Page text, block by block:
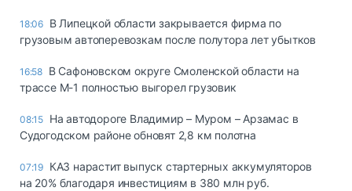
18:06 В Липецкой области закрывается фирма по
грузовым автоперевозкам после полутора лет убытков
16:58 В Сафоновском округе Смоленской области на
трассе М-1 полностью выгорел грузовик
08:15 На автодороге Владимир – Муром – Арзамас в
Судогодском районе обновят 2,8 км полотна
07:19 КАЗ нарастит выпуск стартерных аккумуляторов
на 20% благодаря инвестициям в 380 млн руб.